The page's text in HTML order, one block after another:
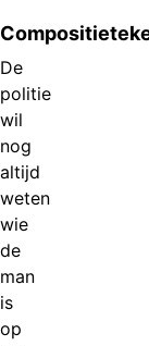
De
politie
wil
nog
altijd
weten
wie
de
man
is
op